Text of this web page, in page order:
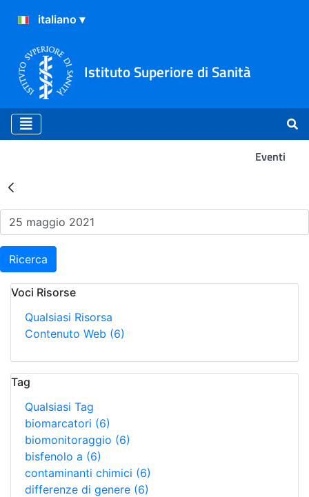
Istituto Superiore di Sanità
Eventi
Risultati della Ricerca -
Ricerca
Voci Risorse
Qualsiasi Risorsa
Contenuto Web (6)
Tag
Qualsiasi Tag
biomarcatori (6)
biomonitoraggio (6)
bisfenolo a (6)
contaminanti chimici (6)
differenze di genere (6)